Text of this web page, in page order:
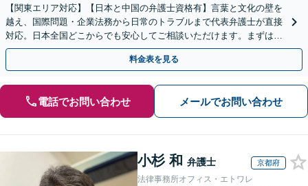
【関東エリア対応】【日本と中国の弁護士資格有】言葉と文化の壁を
越え、国際問題・企業法務から日常のトラブルまで代表弁護士が直接
対応。日本全国どこからでも安心してご相談いただけます。まずは一
歩を踏み出してみませんか。【初回相談無料】
料金表を見る
電話でお問い合わせ メールでお問い合わせ
小杉 和 弁護士 京都府
法律事務所オフィス・エトワレ